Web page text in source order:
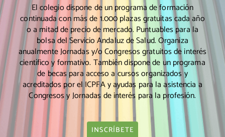
El colegio dispone de un programa de formación
continuada con más de 1.000 plazas gratuitas cada año
o a mitad de precio de mercado. Puntuables para la
bolsa del Servicio Andaluz de Salud. Organiza
anualmente Jornadas y/o Congresos gratuitos de interés
científico y formativo. También dispone de un programa
de becas para acceso a cursos organizados y
acreditados por el ICPFA y ayudas para la asistencia a
Congresos y Jornadas de interés para la profesión.
INSCRÍBETE